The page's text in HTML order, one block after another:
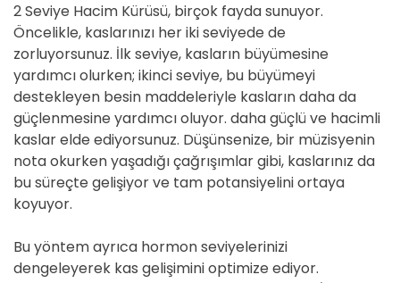
2 Seviye Hacim Kürüsü, birçok fayda sunuyor.
Öncelikle, kaslarınızı her iki seviyede de
zorluyorsunuz. İlk seviye, kasların büyümesine
yardımcı olurken; ikinci seviye, bu büyümeyi
destekleyen besin maddeleriyle kasların daha da
güçlenmesine yardımcı oluyor. daha güçlü ve hacimli
kaslar elde ediyorsunuz. Düşünsenize, bir müzisyenin
nota okurken yaşadığı çağrışımlar gibi, kaslarınız da
bu süreçte gelişiyor ve tam potansiyelini ortaya
koyuyor.
Bu yöntem ayrıca hormon seviyelerinizi
dengeleyerek kas gelişimini optimize ediyor.